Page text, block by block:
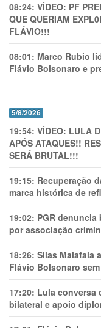
08:24: VÍDEO: PF
QUE QUERIAM
FLÁVIO!!!
08:01: Marco Rubio
Flávio Bolsonaro e
5/8/2026
19:54: VÍDEO: LULA
APÓS ATAQUES!!
SERÁ BRUTAL!!!
19:15: Recuperação
marca histórica de
19:02: PGR
por associação
18:26: Silas Malafaia
Flávio Bolsonaro
17:20: Lula conversa
bilateral e apoio